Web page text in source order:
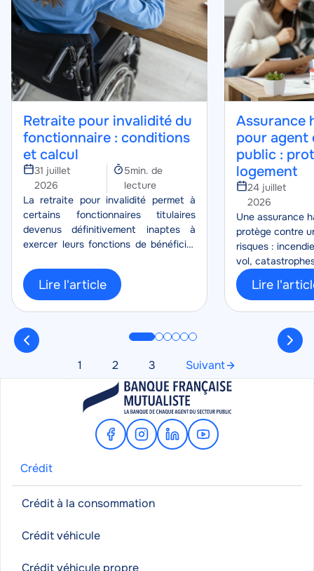
Retraite pour invalidité du
fonctionnaire : conditions
et calcul
31 juillet
2026
Temps
de
lecture
5min. de
lecture
Corps
La retraite pour invalidité permet à
certains fonctionnaires titulaires
devenus définitivement inaptes à
exercer leurs fonctions de bénéficier
pension, lorsque le reclassement
n’est pas possible.
Lire l'article
Assurance
pour agent
public :
logement
24 juillet
2026
Corps
Une assurance
protège contre
risques :
vol,
protection de
vos biens
Lire
Pagination
Page
1 Page
2 Page
3 Page
suivante
Suivant
FacebookInstagram
LinkedinYoutube
Crédit
Crédit à la consommation
Crédit véhicule